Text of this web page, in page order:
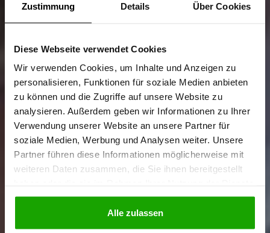
Zustimmung Details Über Cookies
Diese Webseite verwendet Cookies
Wir verwenden Cookies, um Inhalte und Anzeigen zu
personalisieren, Funktionen für soziale Medien anbieten
zu können und die Zugriffe auf unsere Website zu
analysieren. Außerdem geben wir Informationen zu Ihrer
Verwendung unserer Website an unsere Partner für
soziale Medien, Werbung und Analysen weiter. Unsere
Partner führen diese Informationen möglicherweise mit
weiteren Daten zusammen, die Sie ihnen bereitgestellt
gesammelt haben.
Alle zulassen
Sind Sie
Gewerbetreibender?
Ich bestätige, dass ich Gewerbetreibender bin. Alle
Preise werden netto ausgewiesen.